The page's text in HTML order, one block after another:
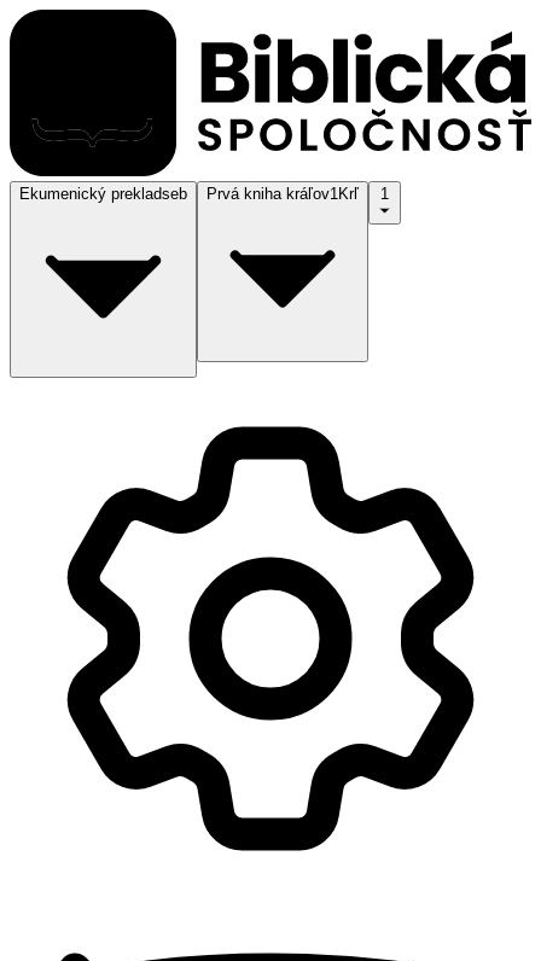
Ekumenický prekladseb Prvá kniha kráľov1Krľ